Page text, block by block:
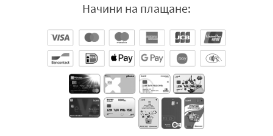
Начини на плащане: